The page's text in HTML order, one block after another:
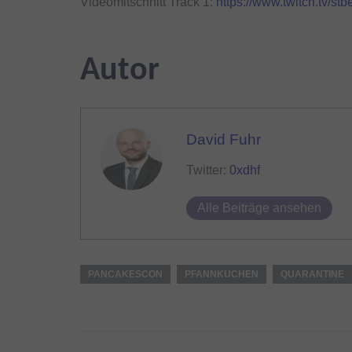
Autor
David Fuhr
Twitter: 0xdhf
Alle Beiträge ansehen
PANCAKESCON PFANNKUCHEN QUARANTINE